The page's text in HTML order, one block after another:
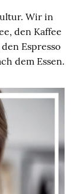
Wir in
den Kaffee
Espresso
dem Essen.